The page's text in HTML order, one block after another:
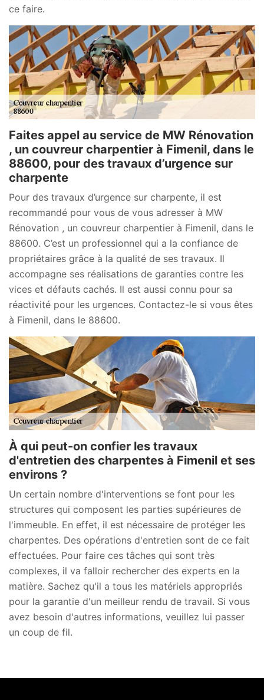
ce faire.
Faites appel au service de MW Rénovation
, un couvreur charpentier à Fimenil, dans le
88600, pour des travaux d’urgence sur
charpente
Pour des travaux d’urgence sur charpente, il est
recommandé pour vous de vous adresser à MW
Rénovation , un couvreur charpentier à Fimenil, dans le
88600. C’est un professionnel qui a la confiance de
propriétaires grâce à la qualité de ses travaux. Il
accompagne ses réalisations de garanties contre les
vices et défauts cachés. Il est aussi connu pour sa
réactivité pour les urgences. Contactez-le si vous êtes
à Fimenil, dans le 88600.
À qui peut-on confier les travaux
d'entretien des charpentes à Fimenil et ses
environs ?
Un certain nombre d'interventions se font pour les
structures qui composent les parties supérieures de
l'immeuble. En effet, il est nécessaire de protéger les
charpentes. Des opérations d'entretien sont de ce fait
effectuées. Pour faire ces tâches qui sont très
complexes, il va falloir rechercher des experts en la
matière. Sachez qu'il a tous les matériels appropriés
pour la garantie d'un meilleur rendu de travail. Si vous
avez besoin d'autres informations, veuillez lui passer
un coup de fil.